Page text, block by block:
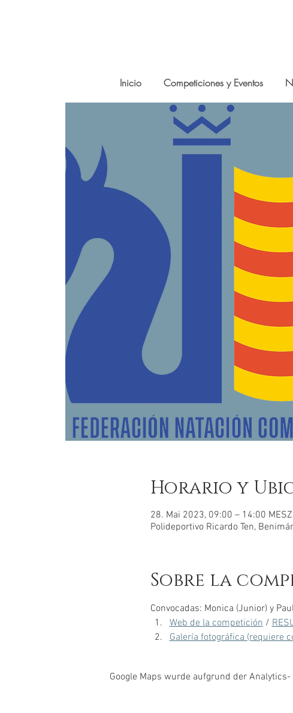
Inicio Competiciones y Eventos
Horario y
28. Mai 2023, 09:00 – 14:00 MESZ
Polideportivo Ricardo Ten,
Sobre la
Convocadas: Monica (Junior) y
Web de la competición /
Galería fotográfica (requiere
Google Maps wurde aufgrund der